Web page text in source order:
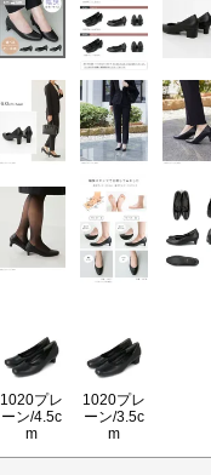
1020プレ
ーン/4.5c
m
1020プレ
ーン/3.5c
m